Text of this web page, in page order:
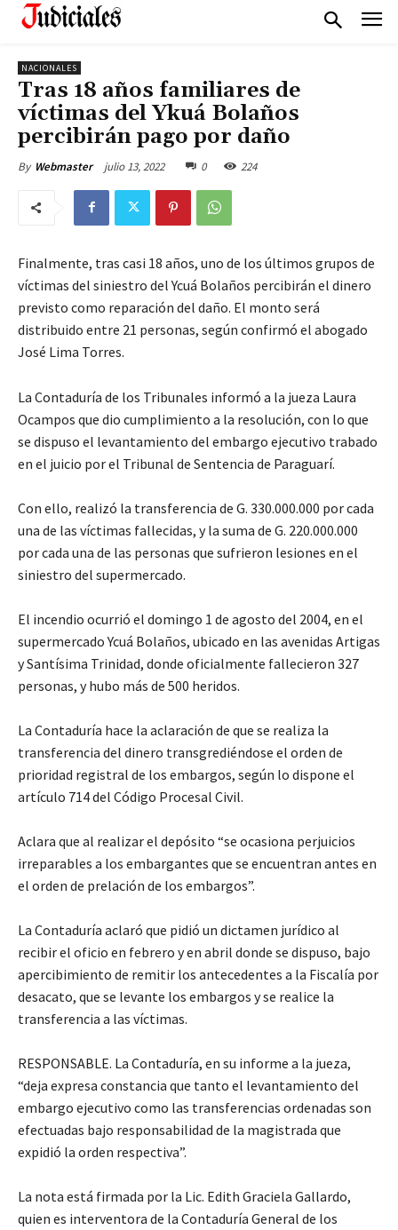
NACIONALES
Tras 18 años familiares de
víctimas del Ykuá Bolaños
percibirán pago por daño
By Webmaster julio 13, 2022 0 224
Finalmente, tras casi 18 años, uno de los últimos grupos de
víctimas del siniestro del Ycuá Bolaños percibirán el dinero
previsto como reparación del daño. El monto será
distribuido entre 21 personas, según confirmó el abogado
José Lima Torres.
La Contaduría de los Tribunales informó a la jueza Laura
Ocampos que dio cumplimiento a la resolución, con lo que
se dispuso el levantamiento del embargo ejecutivo trabado
en el juicio por el Tribunal de Sentencia de Paraguarí.
Con ello, realizó la transferencia de G. 330.000.000 por cada
una de las víctimas fallecidas, y la suma de G. 220.000.000
por cada una de las personas que sufrieron lesiones en el
siniestro del supermercado.
El incendio ocurrió el domingo 1 de agosto del 2004, en el
supermercado Ycuá Bolaños, ubicado en las avenidas Artigas
y Santísima Trinidad, donde oficialmente fallecieron 327
personas, y hubo más de 500 heridos.
La Contaduría hace la aclaración de que se realiza la
transferencia del dinero transgrediéndose el orden de
prioridad registral de los embargos, según lo dispone el
artículo 714 del Código Procesal Civil.
Aclara que al realizar el depósito “se ocasiona perjuicios
irreparables a los embargantes que se encuentran antes en
el orden de prelación de los embargos”.
La Contaduría aclaró que pidió un dictamen jurídico al
recibir el oficio en febrero y en abril donde se dispuso, bajo
apercibimiento de remitir los antecedentes a la Fiscalía por
desacato, que se levante los embargos y se realice la
transferencia a las víctimas.
RESPONSABLE. La Contaduría, en su informe a la jueza,
“deja expresa constancia que tanto el levantamiento del
embargo ejecutivo como las transferencias ordenadas son
efectuadas bajo responsabilidad de la magistrada que
expidió la orden respectiva”.
La nota está firmada por la Lic. Edith Graciela Gallardo,
quien es interventora de la Contaduría General de los